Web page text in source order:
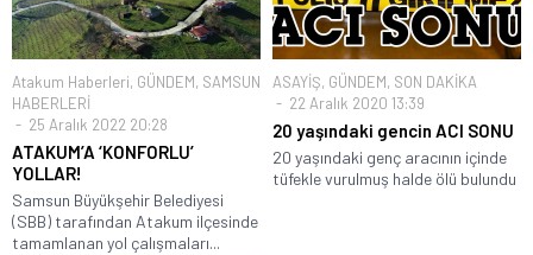
Atakum Haberleri, GÜNDEM, SAMSUN
HABERLERİ
25 Aralık 2022 20:28
ATAKUM’A ‘KONFORLU’
YOLLAR!
Samsun Büyükşehir Belediyesi
(SBB) tarafından Atakum ilçesinde
tamamlanan yol çalışmaları...
ASAYİŞ, GÜNDEM, SON DAKİKA
22 Aralık 2020 13:39
20 yaşındaki gencin ACI SONU
20 yaşındaki genç aracının içinde
tüfekle vurulmuş halde ölü bulundu